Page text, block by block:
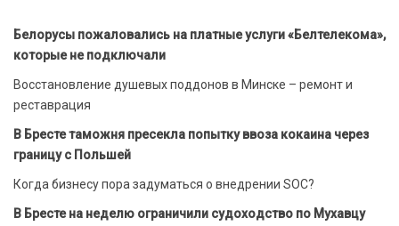
Белорусы пожаловались на платные услуги «Белтелекома»,
которые не подключали
Восстановление душевых поддонов в Минске – ремонт и
реставрация
В Бресте таможня пресекла попытку ввоза кокаина через
границу с Польшей
Когда бизнесу пора задуматься о внедрении SOC?
В Бресте на неделю ограничили судоходство по Мухавцу